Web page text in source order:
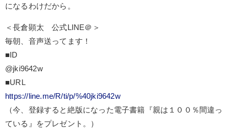
になるわけだから。
＜長倉顕太 公式LINE＠＞
毎朝、音声送ってます！
■ID
@jki9642w
■URL
https://line.me/R/ti/p/%40jki9642w
（今、登録すると絶版になった電子書籍『親は１００％間違っ
ている』をプレゼント。）